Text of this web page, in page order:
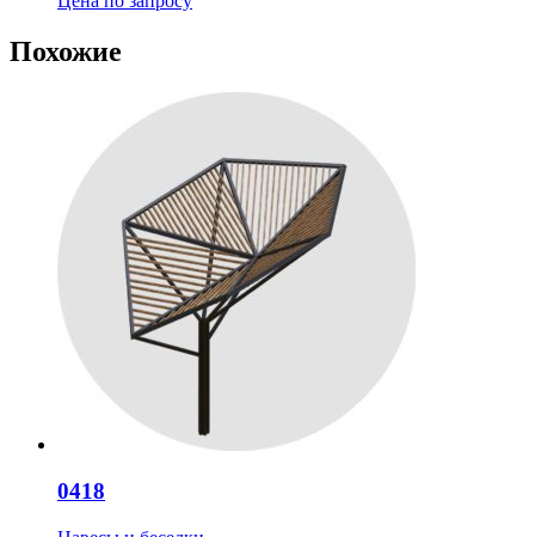
Похожие
0418